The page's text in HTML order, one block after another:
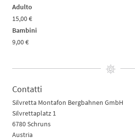
Adulto
15,00 €
Bambini
9,00 €
Contatti
Silvretta Montafon Bergbahnen GmbH
Silvrettaplatz 1
6780 Schruns
Austria